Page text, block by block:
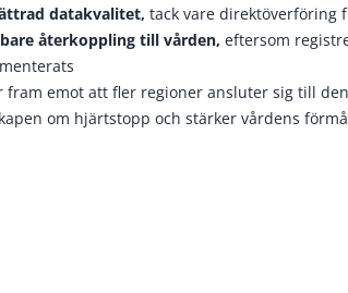
datakvalitet, tack vare direktöverföring
återkoppling till vården, eftersom
fram emot att fler regioner ansluter sig till
om hjärtstopp och stärker vårdens